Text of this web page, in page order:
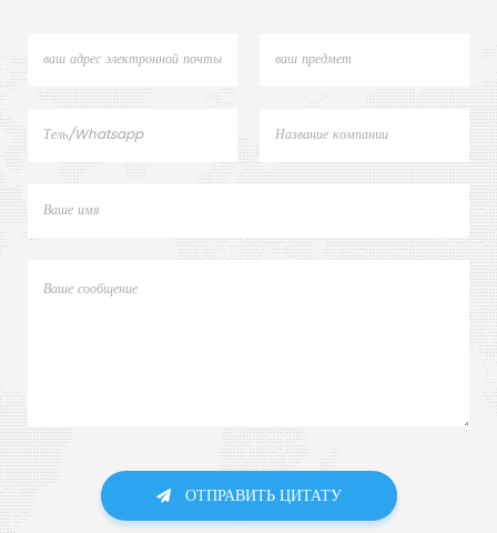
ОТПРАВИТЬ ЦИТАТУ